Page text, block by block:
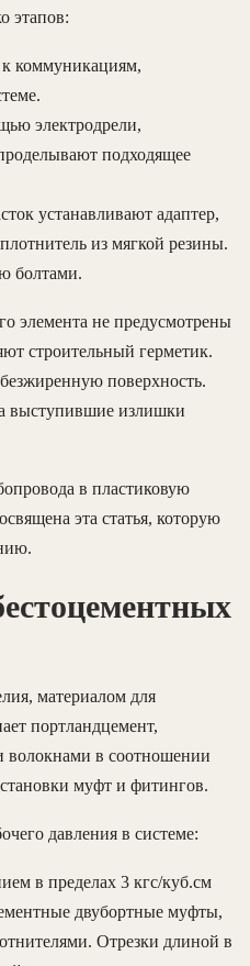
этапов:
коммуникациям,
электродрели,
подходящее
устанавливают адаптер,
из мягкой резины.
болтами.
элемента не предусмотрены
строительный герметик.
поверхность.
выступившие излишки
в пластиковую
эта статья, которую
материалом для
портландцемент,
волокнами в соотношении
муфт и фитингов.
давления в системе:
в пределах 3 кгс/куб.см
двубортные муфты,
Отрезки длиной в